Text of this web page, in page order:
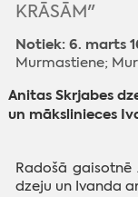
KRĀSĀM"
Notiek: 6. marts
Murmastiene;
Anitas Skrjabes
un mākslinieces
Radošā
dzeju un Ivanda